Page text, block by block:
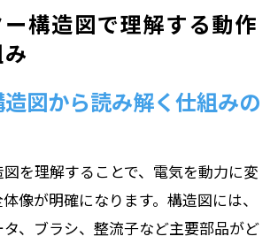
ーの構造図で各部名称を確認しよ
ー構造図が示す回転のメカニズム
ら見るモーターの各部名称
ーの各部名称を構造図付きで解説
ー基礎構造と部位の役割を理解し
構造図で理解する動作
図から読み解く仕組みの
を理解することで、電気を動力に変
像が明確になります。構造図には、
、ブラシ、整流子など主要部品がど